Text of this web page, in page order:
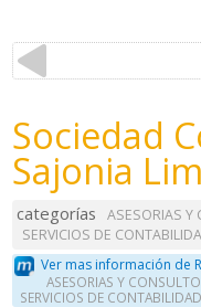
Sociedad
Sajonia
categorías
ASESORIAS Y
SERVICIOS DE
Ver mas información de
ASESORIAS Y
SERVICIOS DE CONTABILIDAD